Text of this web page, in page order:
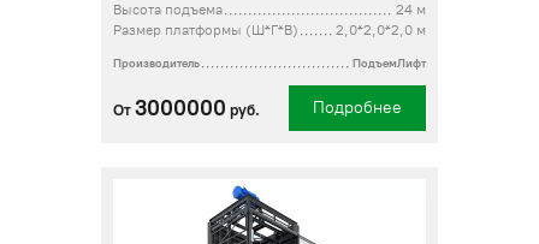
Высота подъема
24 м
Размер платформы (Ш*Г*В)
2,0*2,0*2,0 м
Производитель ПодъемЛифт
От 3000000 руб. Подробнее